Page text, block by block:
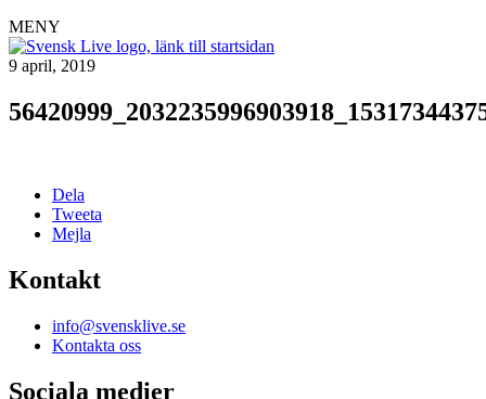
MENY
9 april, 2019
Dela
Tweeta
Mejla
Kontakt
info@svensklive.se
Kontakta oss
Sociala medier